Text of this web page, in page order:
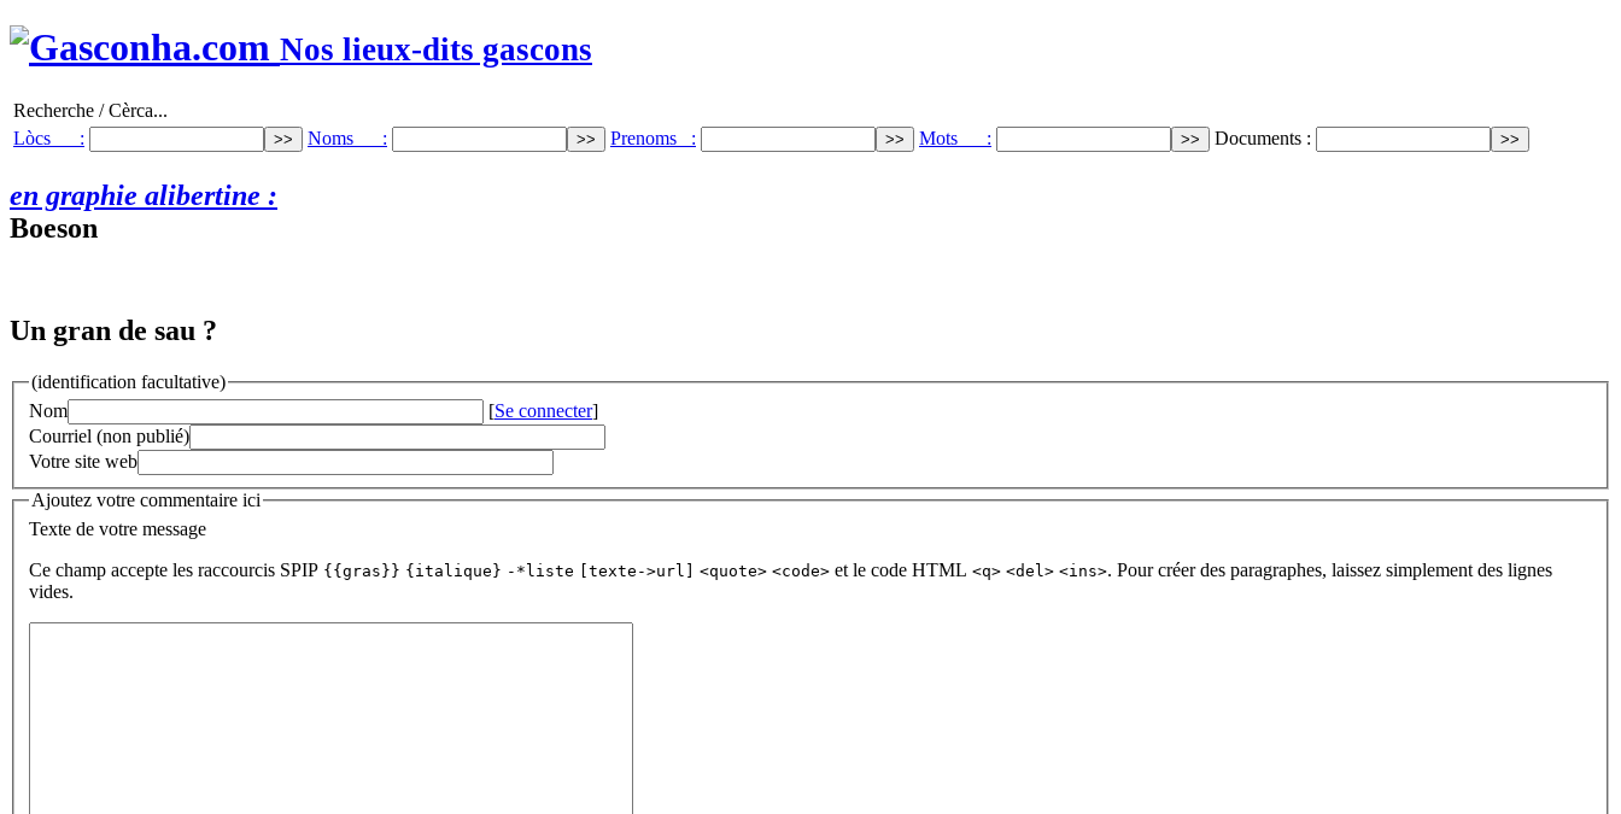
Nos lieux-dits gascons
Recherche / Cèrca...
Lòcs :
Noms : Prenoms : Mots : Documents :
en graphie alibertine :
Boeson
Un gran de sau ?
(identification facultative)
Nom
[Se connecter]
Courriel (non publié)
Votre site web
Ajoutez votre commentaire ici
Texte de votre message
Ce champ accepte les raccourcis SPIP {{gras}} {italique} -*liste [texte->url] <quote> <code> et le code HTML <q> <del> <ins>. Pour créer des paragraphes, laissez simplement des lignes
vides.